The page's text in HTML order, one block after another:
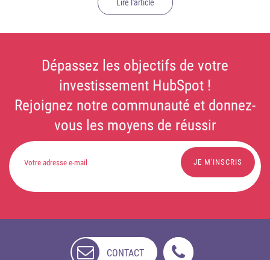
Lire l'article
Dépassez les objectifs de votre
investissement HubSpot !
Rejoignez notre communauté et donnez-
vous les moyens de réussir
CONTACT